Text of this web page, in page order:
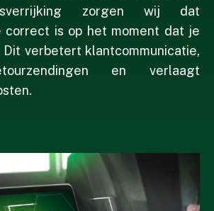
zorgen wij dat
correct is op het moment dat je
verbetert klantcommunicatie,
en
verlaagt